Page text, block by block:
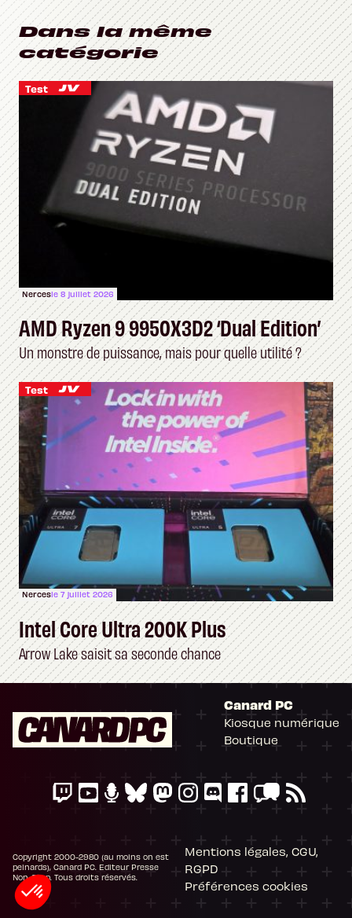
Dans la même
catégorie
Test
Nercesle 8 juillet 2026
AMD Ryzen 9 9950X3D2 ‘Dual Edition’
Un monstre de puissance, mais pour quelle utilité ?
Test
Nercesle 7 juillet 2026
Intel Core Ultra 200K Plus
Arrow Lake saisit sa seconde chance
Canard PC
Kiosque numérique
Boutique
Copyright 2000-2980 (au moins on est
peinards), Canard PC. Editeur Presse
Non-Stop. Tous droits réservés.
Mentions légales, CGU,
RGPD
Préférences cookies